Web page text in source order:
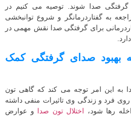
صدا شوند. توصیه می کنیم در
به گفتاردرمانگر و شروع توانبخشی
برای گرفتگی صدا نقش مهمی در
بهبود صدای گرفتگی کمک
به این امر توجه می کند که گاهی تون
فرد و زندگی وی تاثیرات منفی داشته
رها شود، اختلال تون صدا و عوارض